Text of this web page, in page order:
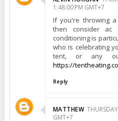
1:48:00 PM GMT+7
If you're throwing
then consider ac
conditioning is
who is celebrating
tent, or any
https://
Reply
MATTHEW
GMT+7